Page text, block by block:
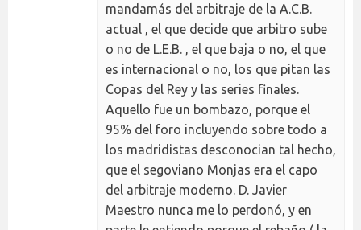
mandamás del arbitraje de la A.C.B.
actual , el que decide que arbitro sube
o no de L.E.B. , el que baja o no, el que
es internacional o no, los que pitan las
Copas del Rey y las series finales.
Aquello fue un bombazo, porque el
95% del foro incluyendo sobre todo a
los madridistas desconocian tal hecho,
que el segoviano Monjas era el capo
del arbitraje moderno. D. Javier
Maestro nunca me lo perdonó, y en